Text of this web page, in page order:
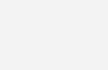
Armaturen